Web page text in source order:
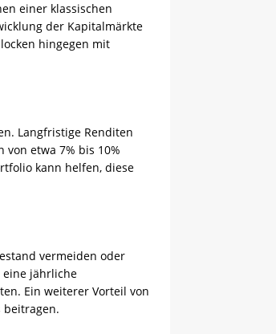
einer klassischen
der Kapitalmärkte
hingegen mit
Langfristige Renditen
etwa 7% bis 10%
kann helfen, diese
vermeiden oder
eine jährliche
Ein weiterer Vorteil von
beitragen.